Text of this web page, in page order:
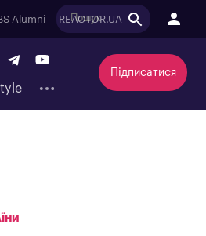
Alumni REACTOR.UA
Підписатися